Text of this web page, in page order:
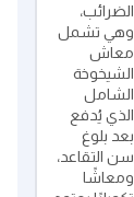
الضرائب،
وهي تشمل
معاش
الشيخوخة
الشامل
الذي يُدفع
بعد بلوغ
سن التقاعد،
ومعاشًا